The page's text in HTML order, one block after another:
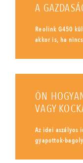
A
Reolink G450
akkor is, ha
ÖN
VAGY
Az idei aszályos
gyapottok-